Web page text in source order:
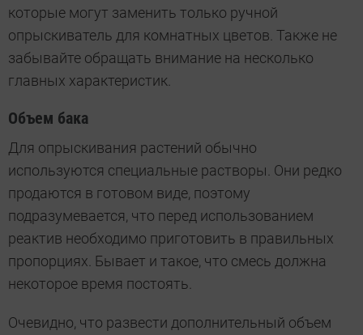
которые могут заменить только ручной
опрыскиватель для комнатных цветов. Также не
забывайте обращать внимание на несколько
главных характеристик.
Объем бака
Для опрыскивания растений обычно
используются специальные растворы. Они редко
продаются в готовом виде, поэтому
подразумевается, что перед использованием
реактив необходимо приготовить в правильных
пропорциях. Бывает и такое, что смесь должна
некоторое время постоять.
Очевидно, что развести дополнительный объем